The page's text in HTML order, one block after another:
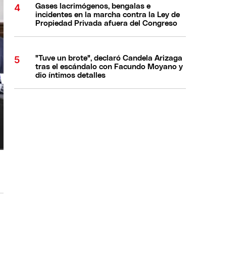
Gases lacrimógenos, bengalas e
incidentes en la marcha contra la Ley de
Propiedad Privada afuera del Congreso
"Tuve un brote", declaró Candela Arizaga
tras el escándalo con Facundo Moyano y
dio íntimos detalles